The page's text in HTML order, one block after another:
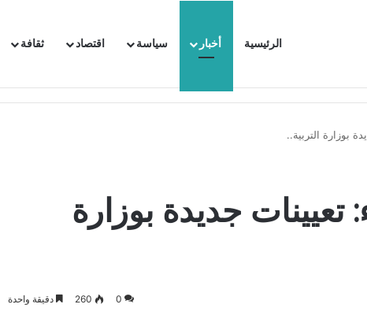
الرئيسية أخبار سياسة اقتصاد ثقافة
تستدعي السفيرة الفرنسية بتونس وتبلغها احتجاجا شديد اللهجة !!
بوزارة التربية..
جديدة بوزارة
0
260 دقيقة واحدة